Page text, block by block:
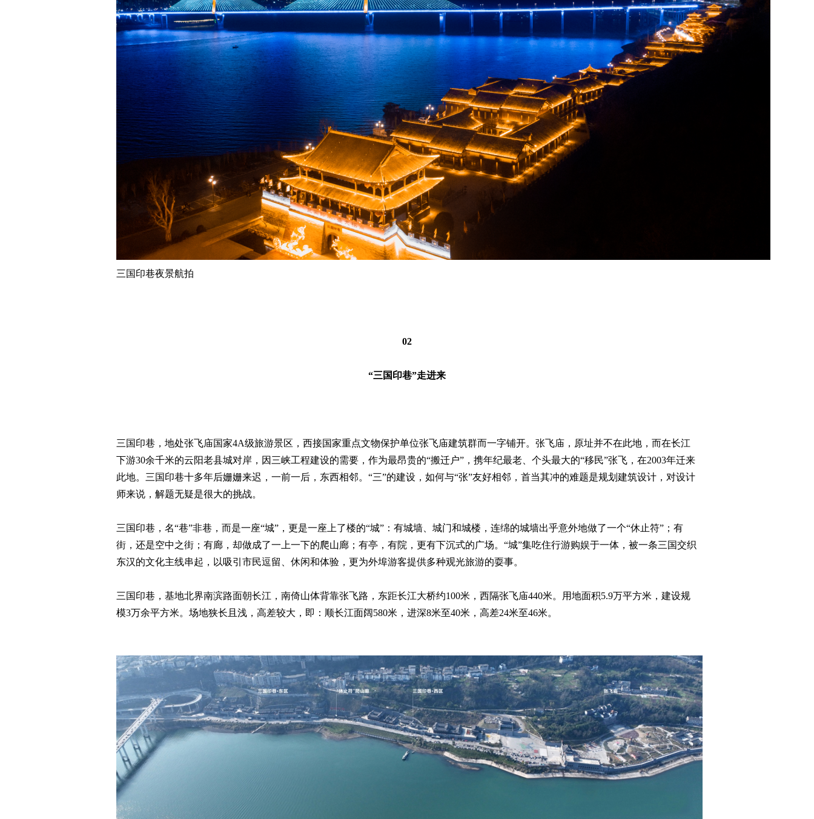
三国印巷夜景航拍
02
“三国印巷”走进来
三国印巷，地处张飞庙国家4A级旅游景区，西接国家重点文物保护单位张飞庙建筑群而一字铺开。张飞庙，原址并不在此地，而在长江
下游30余千米的云阳老县城对岸，因三峡工程建设的需要，作为最昂贵的“搬迁户”，携年纪最老、个头最大的“移民”张飞，在2003年迁来
此地。三国印巷十多年后姗姗来迟，一前一后，东西相邻。“三”的建设，如何与“张”友好相邻，首当其冲的难题是规划建筑设计，对设计
师来说，解题无疑是很大的挑战。
三国印巷，名“巷”非巷，而是一座“城”，更是一座上了楼的“城”：有城墙、城门和城楼，连绵的城墙出乎意外地做了一个“休止符”；有
街，还是空中之街；有廊，却做成了一上一下的爬山廊；有亭，有院，更有下沉式的广场。“城”集吃住行游购娱于一体，被一条三国交织
东汉的文化主线串起，以吸引市民逗留、休闲和体验，更为外埠游客提供多种观光旅游的耍事。
三国印巷，基地北界南滨路面朝长江，南倚山体背靠张飞路，东距长江大桥约100米，西隔张飞庙440米。用地面积5.9万平方米，建设规
模3万余平方米。场地狭长且浅，高差较大，即：顺长江面阔580米，进深8米至40米，高差24米至46米。